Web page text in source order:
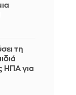
τη
ΗΠΑ για